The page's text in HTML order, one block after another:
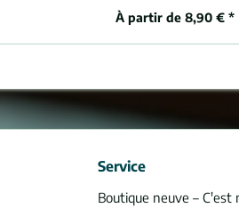
À partir de 8,90 € *
Service
Boutique neuve – C'est